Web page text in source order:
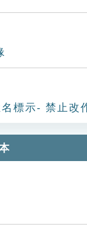
標示- 禁止改